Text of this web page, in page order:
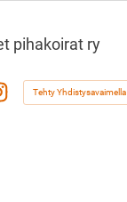
pihakoirat ry
Tehty Yhdistysavaimella